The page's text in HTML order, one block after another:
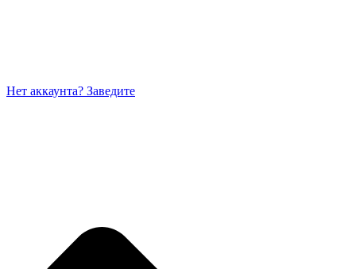
Нет аккаунта? Заведите